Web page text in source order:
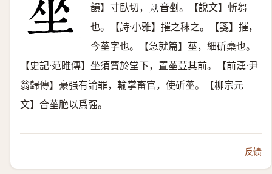
韻】寸臥切， 𠀤音剉。【說文】斬芻
也。【詩·小雅】摧之秣之。【箋】摧，
今莝字也。【急就篇】莝，細斫槀也。
【史記·范睢傳】坐須賈於堂下，置莝荳其前。【前漢·尹
翁歸傳】豪强有論罪，輸掌畜官，使斫莝。【柳宗元
文】合莝脃以爲强。
反馈